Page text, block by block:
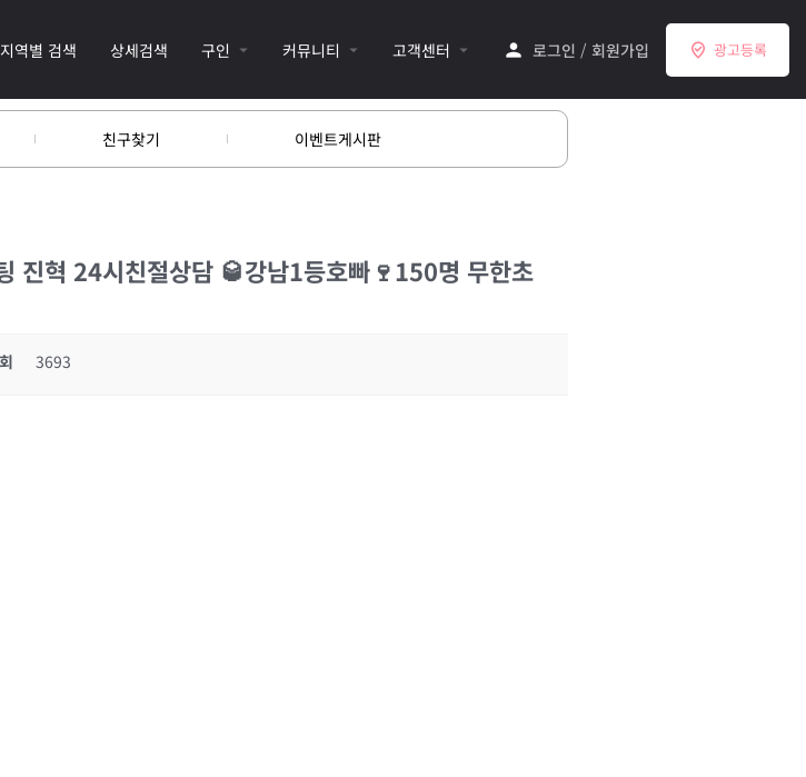
지역별 검색 상세검색 구인 커뮤니티 고객센터 로그인 / 회원가입 광고등록
친구찾기 이벤트게시판
진혁 24시친절상담 🥃강남1등호빠🍷150명 무한초
3693